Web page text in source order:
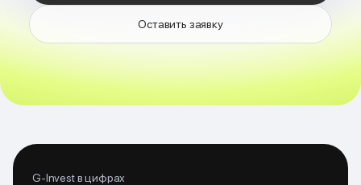
Оставить заявку
G-Invest в цифрах